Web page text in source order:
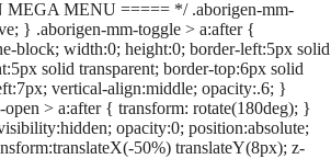
MENU ===== */ .aborigen-mm-
} .aborigen-mm-toggle > a:after {
block; width:0; height:0; border-left:5px solid
solid transparent; border-top:6px solid
vertical-align:middle; opacity:.6; }
open > a:after { transform: rotate(180deg); }
opacity:0; position:absolute;
50%) translateY(8px); z-